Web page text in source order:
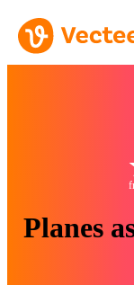
Planes